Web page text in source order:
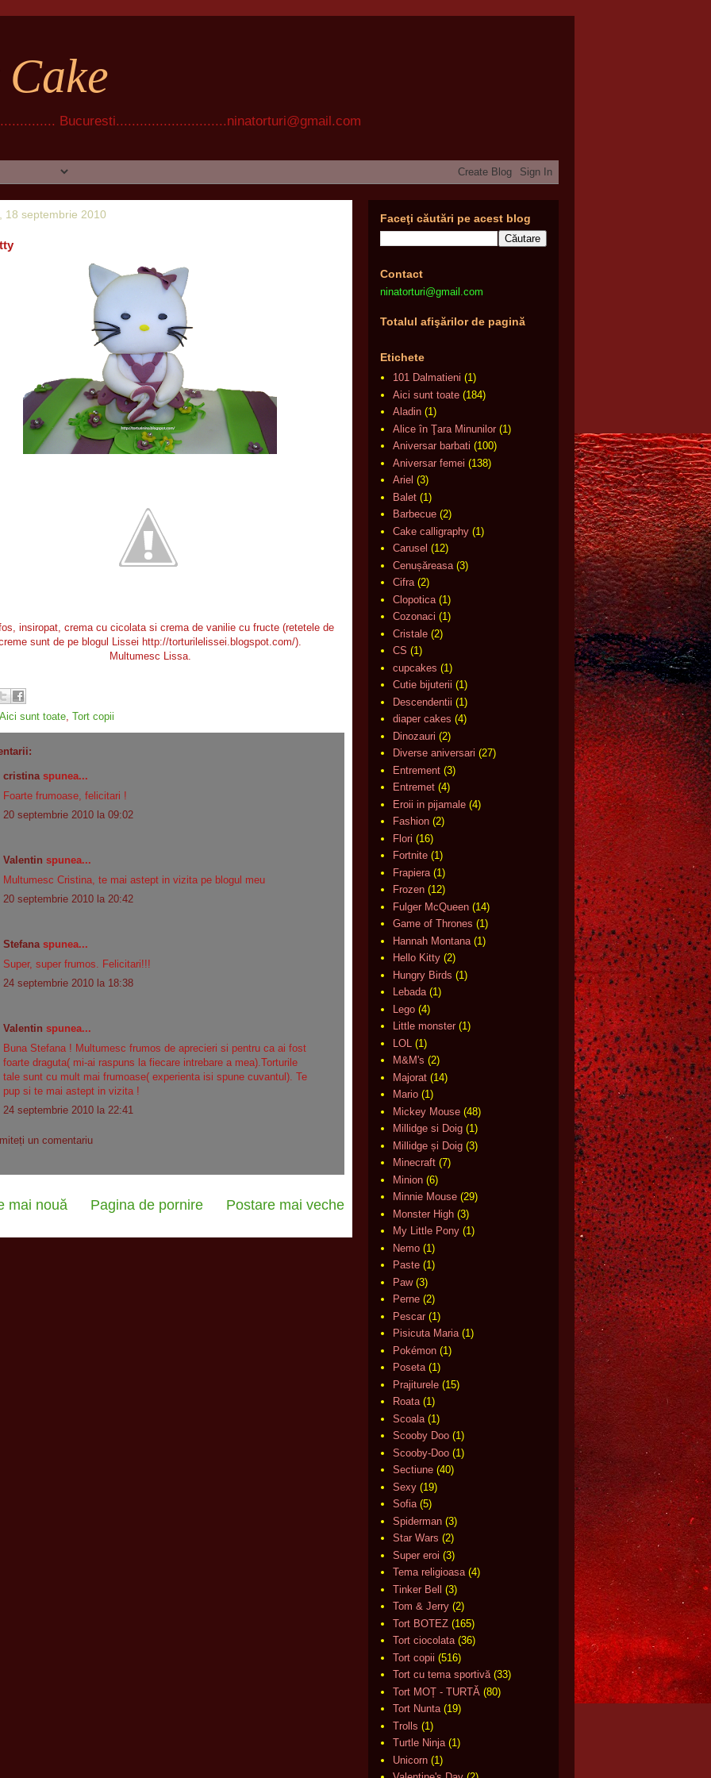
Bucuresti............................ninatorturi@gmail.com
18 septembrie 2010
insiropat, crema cu cicolata si crema de vanilie cu fructe (retetele de
sunt de pe blogul Lissei http://torturilelissei.blogspot.com/).
Multumesc Lissa.
Aici sunt toate, Tort copii
cristinaspunea...
Foarte frumoase, felicitari !
20 septembrie 2010 la 09:02
Valentin spunea...
Multumesc Cristina, te mai astept in vizita pe blogul meu
20 septembrie 2010 la 20:42
Stefanaspunea...
Super, super frumos. Felicitari!!!
24 septembrie 2010 la 18:38
Valentin spunea...
Buna Stefana ! Multumesc frumos de aprecieri si pentru ca ai fost
foarte draguta( mi-ai raspuns la fiecare intrebare a mea).Torturile
tale sunt cu mult mai frumoase( experienta isi spune cuvantul). Te
pup si te mai astept in vizita !
24 septembrie 2010 la 22:41
un comentariu
mai nouă Postare mai veche
Pagina de pornire
Faceţi căutări pe acest blog
Contact
ninatorturi@gmail.com
Totalul afişărilor de pagină
Etichete
101 Dalmatieni (1)
Aici sunt toate (184)
Aladin (1)
Alice în Ţara Minunilor (1)
Aniversar barbati (100)
Aniversar femei (138)
Ariel (3)
Balet (1)
Barbecue (2)
Cake calligraphy (1)
Carusel (12)
Cenușăreasa (3)
Cifra (2)
Clopotica (1)
Cozonaci (1)
Cristale (2)
CS (1)
cupcakes (1)
Cutie bijuterii (1)
Descendentii (1)
diaper cakes (4)
Dinozauri (2)
Diverse aniversari (27)
Entrement (3)
Entremet (4)
Eroii in pijamale (4)
Fashion (2)
Flori (16)
Fortnite (1)
Frapiera (1)
Frozen (12)
Fulger McQueen (14)
Game of Thrones (1)
Hannah Montana (1)
Hello Kitty (2)
Hungry Birds (1)
Lebada (1)
Lego (4)
Little monster (1)
LOL
(1)
M&M's (2)
Majorat (14)
Mario (1)
Mickey Mouse (48)
Millidge si Doig (1)
Millidge și Doig (3)
Minecraft (7)
Minion (6)
Minnie Mouse (29)
Monster High (3)
My Little Pony (1)
Nemo (1)
Paste (1)
Paw (3)
Perne (2)
Pescar (1)
Pisicuta Maria (1)
Pokémon (1)
Poseta (1)
Prajiturele (15)
Roata (1)
Scoala (1)
Scooby Doo (1)
Scooby-Doo (1)
Sectiune (40)
Sexy (19)
Sofia (5)
Spiderman (3)
Star Wars (2)
Super eroi (3)
Tema religioasa (4)
Tinker Bell
(3)
Tom & Jerry (2)
Tort BOTEZ (165)
Tort ciocolata (36)
Tort copii (516)
Tort cu tema sportivă (33)
Tort MOȚ - TURTĂ (80)
Tort Nunta (19)
Trolls (1)
Turtle Ninja (1)
Unicorn (1)